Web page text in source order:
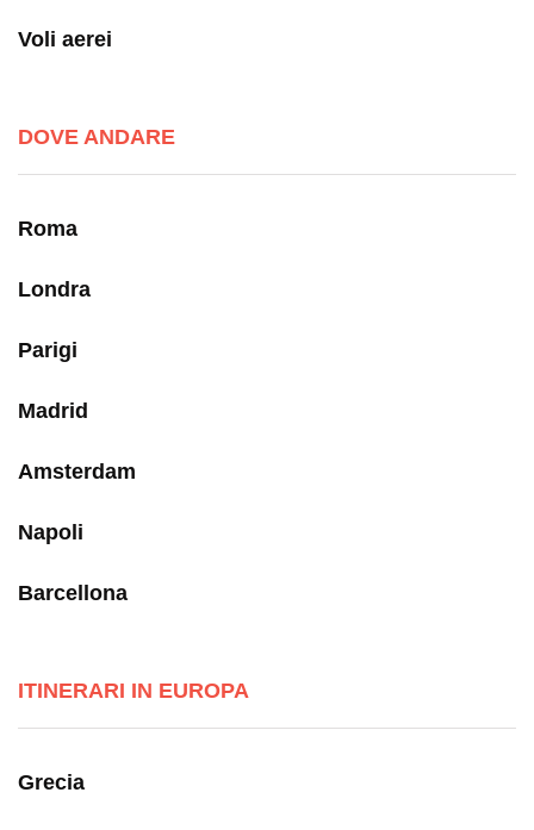
Voli aerei
DOVE ANDARE
Roma
Londra
Parigi
Madrid
Amsterdam
Napoli
Barcellona
ITINERARI IN EUROPA
Grecia